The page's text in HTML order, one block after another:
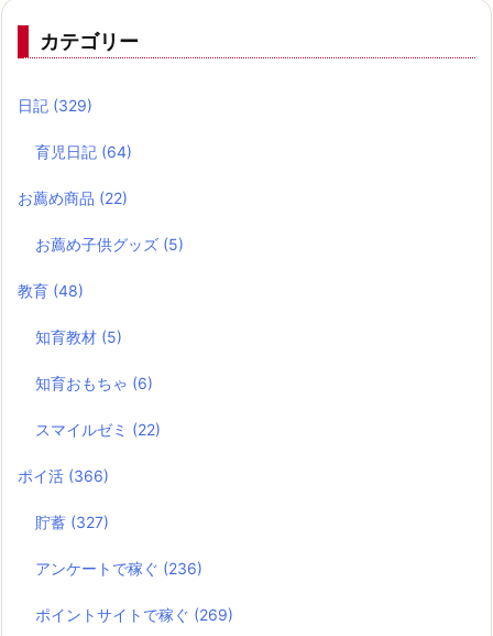
カテゴリー
日記 (329)
育児日記 (64)
お薦め商品 (22)
お薦め子供グッズ (5)
教育 (48)
知育教材 (5)
知育おもちゃ (6)
スマイルゼミ (22)
ポイ活 (366)
貯蓄 (327)
アンケートで稼ぐ (236)
ポイントサイトで稼ぐ (269)